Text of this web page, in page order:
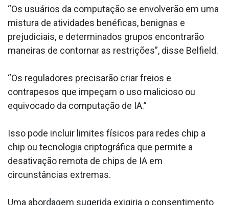
“Os usuários da computação se envolverão em uma
mistura de atividades benéficas, benignas e
prejudiciais, e determinados grupos encontrarão
maneiras de contornar as restrições”, disse Belfield.
“Os reguladores precisarão criar freios e
contrapesos que impeçam o uso malicioso ou
equivocado da computação de IA.”
Isso pode incluir limites físicos para redes chip a
chip ou tecnologia criptográfica que permite a
desativação remota de chips de IA em
circunstâncias extremas.
Uma abordagem sugerida exigiria o consentimento